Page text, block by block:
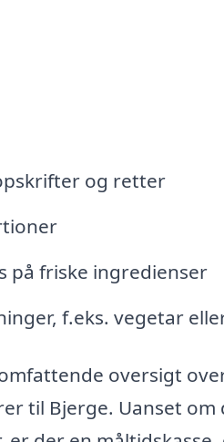
og retter
på friske ingredienser
f.eks. vegetar
oversigt
til Bjerge. Uanset